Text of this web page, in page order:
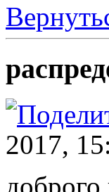
2017,